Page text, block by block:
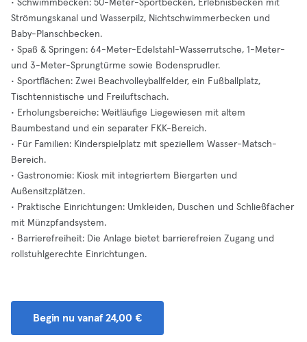
• Schwimmbecken: 50-Meter-Sportbecken, Erlebnisbecken mit
Strömungskanal und Wasserpilz, Nichtschwimmerbecken und
Baby-Planschbecken.
• Spaß & Springen: 64-Meter-Edelstahl-Wasserrutsche, 1-Meter-
und 3-Meter-Sprungtürme sowie Bodensprudler.
• Sportflächen: Zwei Beachvolleyballfelder, ein Fußballplatz,
Tischtennistische und Freiluftschach.
• Erholungsbereiche: Weitläufige Liegewiesen mit altem
Baumbestand und ein separater FKK-Bereich.
• Für Familien: Kinderspielplatz mit speziellem Wasser-Matsch-
Bereich.
• Gastronomie: Kiosk mit integriertem Biergarten und
Außensitzplätzen.
• Praktische Einrichtungen: Umkleiden, Duschen und Schließfächer
mit Münzpfandsystem.
• Barrierefreiheit: Die Anlage bietet barrierefreien Zugang und
rollstuhlgerechte Einrichtungen.
Begin nu vanaf 24,00 €